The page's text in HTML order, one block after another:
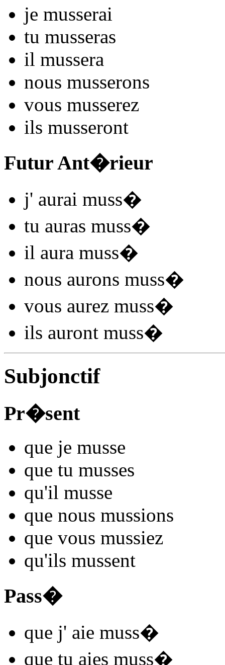
je musserai
tu musseras
il mussera
nous musserons
vous musserez
ils musseront
Futur Ant�rieur
j' aurai muss�
tu auras muss�
il aura muss�
nous aurons muss�
vous aurez muss�
ils auront muss�
Subjonctif
Pr�sent
que je musse
que tu musses
qu'il musse
que nous mussions
que vous mussiez
qu'ils mussent
Pass�
que j' aie muss�
que tu aies muss�